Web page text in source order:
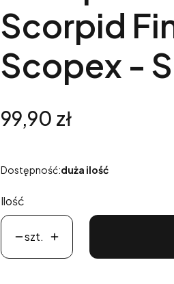
Scorpid
Scopex -
Cena
99,90 zł
Dostępność:duża ilość
Ilość
szt.